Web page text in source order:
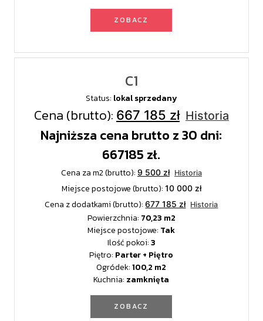
C1
Status: lokal sprzedany
Cena (brutto): 667 185 zł Historia
Najniższa cena brutto z 30 dni:
667185 zł.
Cena za m2 (brutto): 9 500 zł Historia
Miejsce postojowe (brutto): 10 000 zł
Cena z dodatkami (brutto):677 185 zł Historia
Powierzchnia: 70,23
Miejsce postojowe: Tak
Ilość pokoi:3
Piętro: Parter + Piętro
Ogródek:100,2
Kuchnia: zamknięta
ZOBACZ
ZOBACZ